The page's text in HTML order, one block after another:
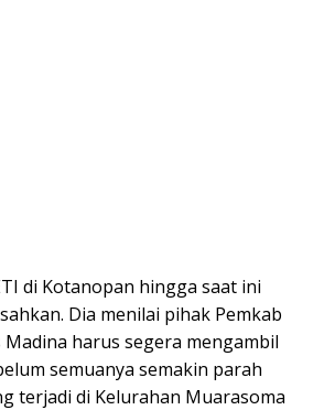
di Kotanopan hingga saat ini
Dia menilai pihak Pemkab
harus segera mengambil
semuanya semakin parah
terjadi di Kelurahan Muarasoma